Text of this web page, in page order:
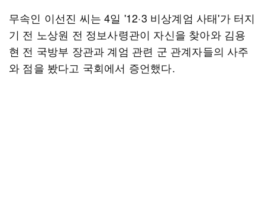
무속인 이선진 씨는 4일 '12·3 비상계엄 사태'가 터지
기 전 노상원 전 정보사령관이 자신을 찾아와 김용
현 전 국방부 장관과 계엄 관련 군 관계자들의 사주
와 점을 봤다고 국회에서 증언했다.